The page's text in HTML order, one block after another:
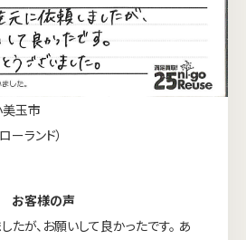
美玉市
ーランド）
お客様の声
たが、お願いして良かったです。 あ